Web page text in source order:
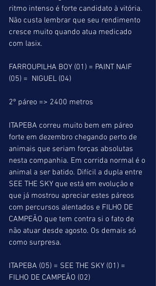
ritmo intenso é forte candidato à vitória.
Não custa lembrar que seu rendimento
cresce muito quando atua medicado
com lasix.
FARROUPILHA BOY (01) = PAINT NAIF
(05) =  NIGUEL (04)
2º páreo => 2400 metros
ITAPEBA correu muito bem em páreo
forte em dezembro chegando perto de
animais que seriam forças absolutas
nesta companhia. Em corrida normal é o
animal a ser batido. Difícil a dupla entre
SEE THE SKY que está em evolução e
que já mostrou apreciar estes páreos
com percursos alentados e FILHO DE
CAMPEÃO que tem contra si o fato de
não atuar desde agosto. Os demais só
como surpresa.
ITAPEBA (05) = SEE THE SKY (01) =
FILHO DE CAMPEÃO (02)